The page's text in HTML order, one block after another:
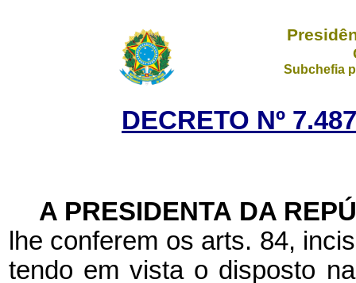
Subchefia
DECRETO Nº
A PRESIDENTA DA
lhe conferem os arts. 84,
tendo em vista o disposto